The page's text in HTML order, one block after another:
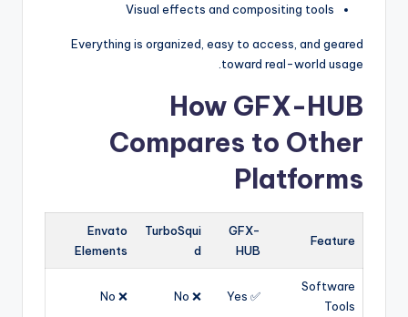
Visual effects and compositing tools
Everything is organized, easy to access, and geared
toward real-world usage.
How GFX-HUB
Compares to Other
Platforms
Feature
GFX-
HUB
TurboSqui
d
Envato
Elements
Software
Tools
✅ Yes
❌ No
❌ No